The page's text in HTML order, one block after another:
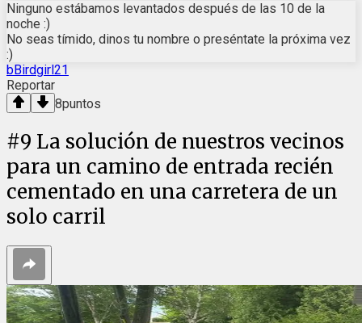
Ninguno estábamos levantados después de las 10 de la
noche :)
No seas tímido, dinos tu nombre o preséntate la próxima vez
:)
bBirdgirl21
Reportar
8puntos
#9 La solución de nuestros vecinos
para un camino de entrada recién
cementado en una carretera de un
solo carril